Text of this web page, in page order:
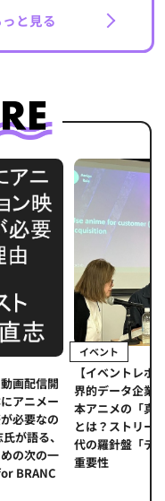
と見る
画配信開
アニメー
必要なの
が語る、
の次の一
BRANC
イベント
【イベントレポ
界的データ企業
本アニメの「真
とは？ストリー
代の羅針盤「デ
重要性